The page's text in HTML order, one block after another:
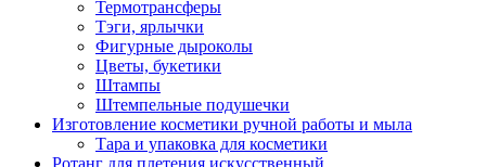
Термотрансферы
Тэги, ярлычки
Фигурные дыроколы
Цветы, букетики
Штампы
Штемпельные подушечки
Изготовление косметики ручной работы и мыла
Тара и упаковка для косметики
Ротанг для плетения искусственный